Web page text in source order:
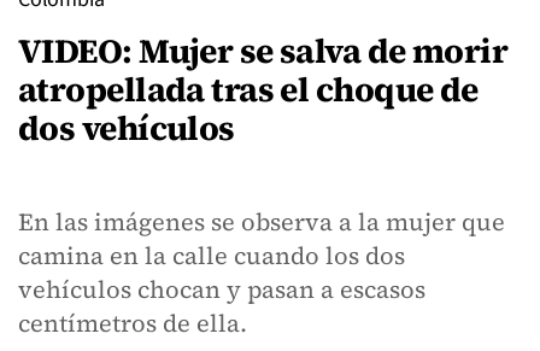
VIDEO: Mujer se salva de morir
atropellada tras el choque de
dos vehículos
En las imágenes se observa a la mujer que
camina en la calle cuando los dos
vehículos chocan y pasan a escasos
centímetros de ella.